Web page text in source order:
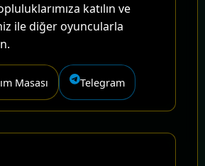
katılın ve
ile diğer oyuncularla
Masası Telegram